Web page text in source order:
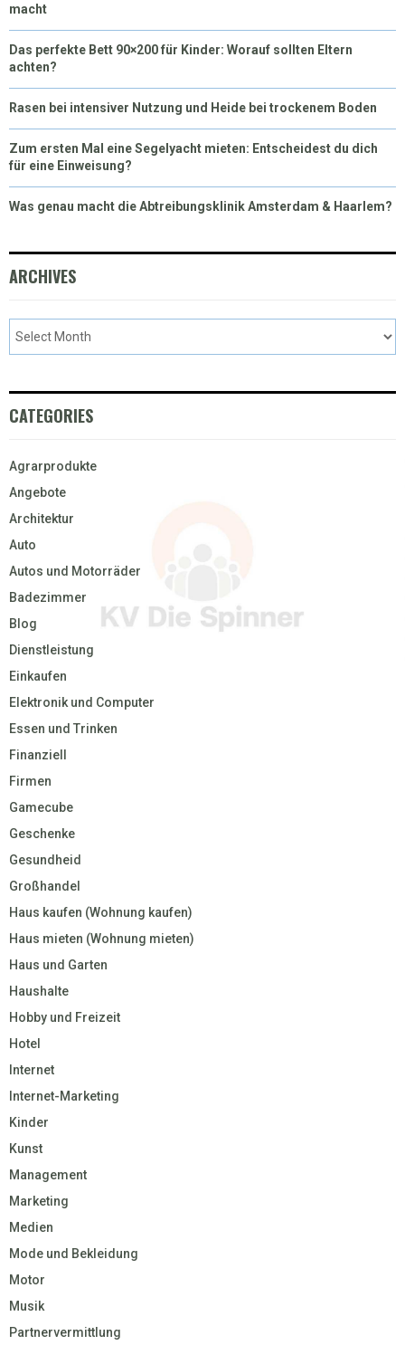
macht
Das perfekte Bett 90×200 für Kinder: Worauf sollten Eltern
achten?
Rasen bei intensiver Nutzung und Heide bei trockenem Boden
Zum ersten Mal eine Segelyacht mieten: Entscheidest du dich
für eine Einweisung?
Was genau macht die Abtreibungsklinik Amsterdam & Haarlem?
ARCHIVES
CATEGORIES
Agrarprodukte
Angebote
Architektur
Auto
Autos und Motorräder
Badezimmer
Blog
Dienstleistung
Einkaufen
Elektronik und Computer
Essen und Trinken
Finanziell
Firmen
Gamecube
Geschenke
Gesundheid
Großhandel
Haus kaufen (Wohnung kaufen)
Haus mieten (Wohnung mieten)
Haus und Garten
Haushalte
Hobby und Freizeit
Hotel
Internet
Internet-Marketing
Kinder
Kunst
Management
Marketing
Medien
Mode und Bekleidung
Motor
Musik
Partnervermittlung